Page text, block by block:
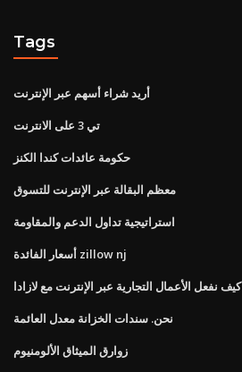
Tags
أريد شراء أسهم عبر الإنترنت
تي 3 على الانترنت
حكومة عائدات كندا الكنز
معظم البقالة عبر الإنترنت للتسوق
استراتيجية تداول الدعم والمقاومة
أسعار الفائدة zillow nj
كيف نفعل الأعمال التجارية عبر الإنترنت مع لازادا
نحن. سندات الخزانة معدل العائمة
زوارق الميثاق الألومنيوم